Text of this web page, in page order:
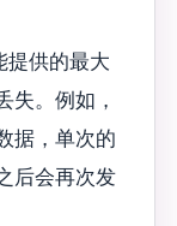
提供的最大
失。例如，
据，单次的
后会再次发